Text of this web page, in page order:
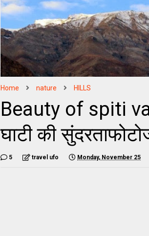
Home nature HILLS
Beauty of spiti
घाटी की
5 travel ufo Monday, November 25